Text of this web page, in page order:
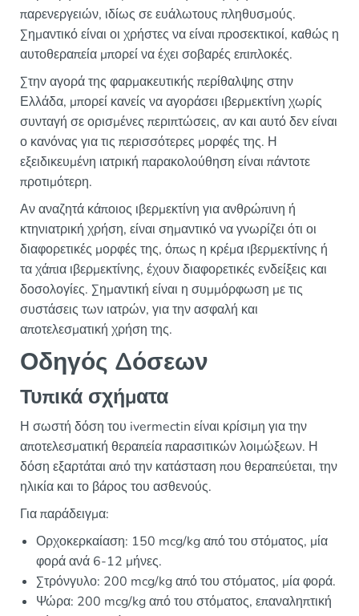
παρενεργειών, ιδίως σε ευάλωτους πληθυσμούς.
Σημαντικό είναι οι χρήστες να είναι προσεκτικοί, καθώς η
αυτοθεραπεία μπορεί να έχει σοβαρές επιπλοκές.
Στην αγορά της φαρμακευτικής περίθαλψης στην
Ελλάδα, μπορεί κανείς να αγοράσει ιβερμεκτίνη χωρίς
συνταγή σε ορισμένες περιπτώσεις, αν και αυτό δεν είναι
ο κανόνας για τις περισσότερες μορφές της. Η
εξειδικευμένη ιατρική παρακολούθηση είναι πάντοτε
προτιμότερη.
Αν αναζητά κάποιος ιβερμεκτίνη για ανθρώπινη ή
κτηνιατρική χρήση, είναι σημαντικό να γνωρίζει ότι οι
διαφορετικές μορφές της, όπως η κρέμα ιβερμεκτίνης ή
τα χάπια ιβερμεκτίνης, έχουν διαφορετικές ενδείξεις και
δοσολογίες. Σημαντική είναι η συμμόρφωση με τις
συστάσεις των ιατρών, για την ασφαλή και
αποτελεσματική χρήση της.
Οδηγός Δόσεων
Τυπικά σχήματα
Η σωστή δόση του ivermectin είναι κρίσιμη για την
αποτελεσματική θεραπεία παρασιτικών λοιμώξεων. Η
δόση εξαρτάται από την κατάσταση που θεραπεύεται, την
ηλικία και το βάρος του ασθενούς.
Για παράδειγμα:
Ορχοκερκαίαση: 150 mcg/kg από του στόματος, μία
φορά ανά 6-12 μήνες.
Στρόνγυλο: 200 mcg/kg από του στόματος, μία φορά.
Ψώρα: 200 mcg/kg από του στόματος, επαναληπτική